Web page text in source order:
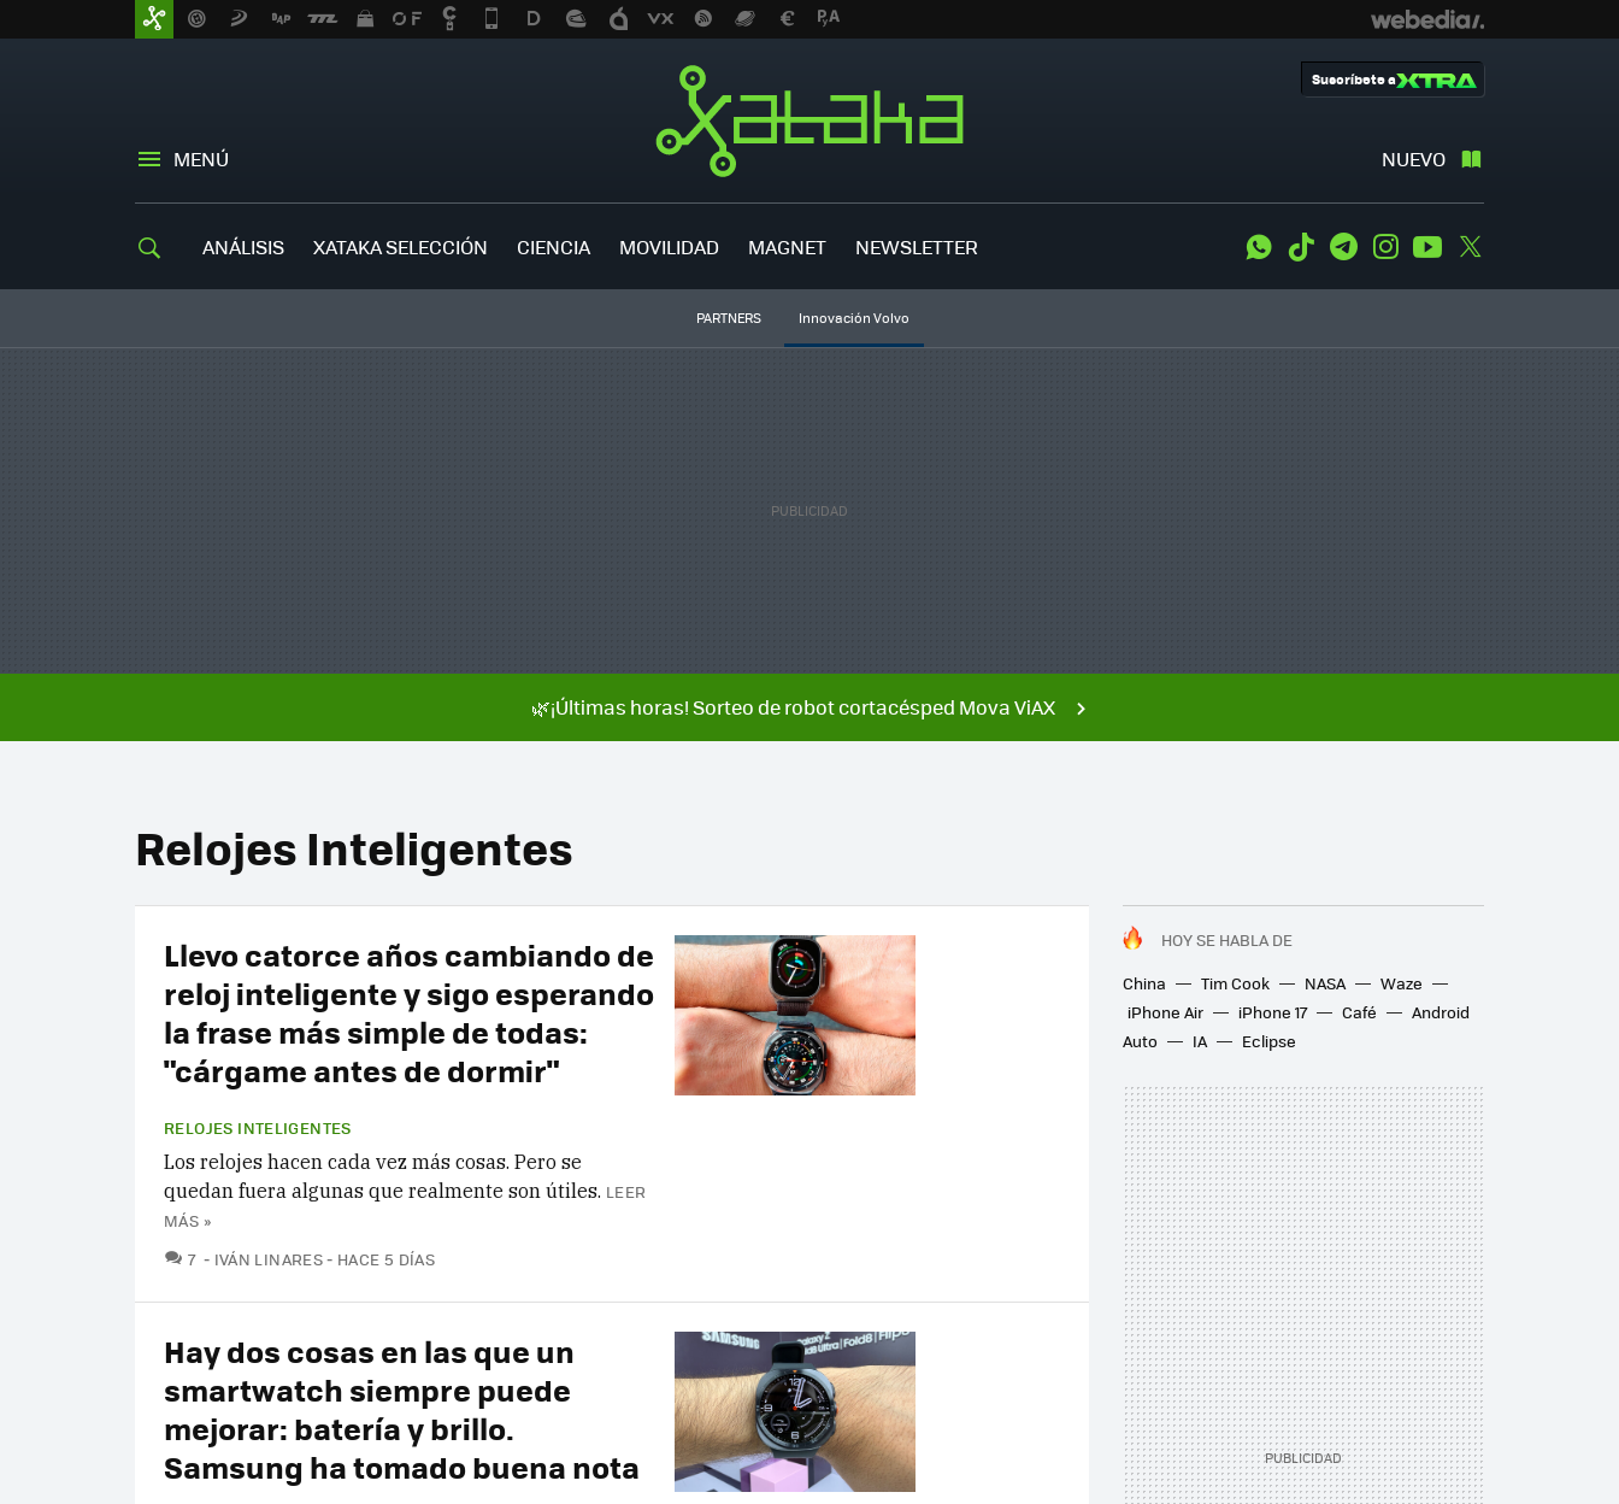
MENÚ NUEVO
Suscríbete a
ANÁLISIS XATAKA SELECCIÓN CIENCIA MOVILIDAD MAGNET NEWSLETTER WhatsApp
Tiktok TelegramInstagramYoutube
PARTNERS Innovación Volvo
🌿¡Últimas horas! Sorteo de robot cortacésped Mova ViAX
Relojes Inteligentes
HOY SE HABLA DE
China
Tim Cook NASA
Waze
iPhone Air
iPhone 17 Café
Android
Auto
IA Eclipse
Llevo catorce años cambiando de
reloj inteligente y sigo esperando
la frase más simple de todas:
"cárgame antes de dormir"
RELOJES INTELIGENTES
Los relojes hacen cada vez más cosas. Pero se
quedan fuera algunas que realmente son útiles. LEER
MÁS »
7 COMENTARIOS
IVÁN LINARES HACE 5 DÍAS
Hay dos cosas en las que un
smartwatch siempre puede
mejorar: batería y brillo.
Samsung ha tomado buena nota